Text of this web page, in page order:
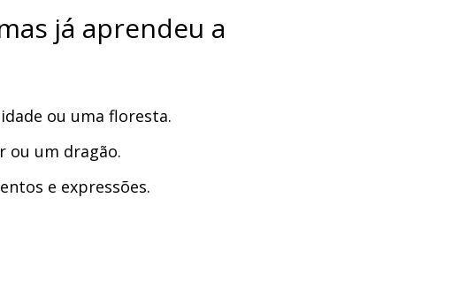
já aprendeu a
ou uma floresta.
ou um dragão.
e expressões.